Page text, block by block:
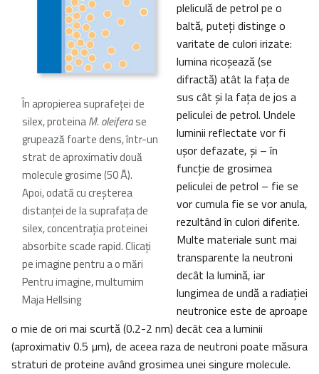
În apropierea suprafeţei de
silex, proteinaM. oleiferase
grupează foarte dens, într-un
strat de aproximativ două
molecule grosime (50 Å).
Apoi, odată cu creşterea
distanţei de la suprafaţa de
silex, concentraţia proteinei
absorbite scade rapid. Clicați
pe imagine pentru a o mări
Pentru imagine, multumim
Maja Hellsing
pleliculă de petrol pe o
baltă, puteţi distinge o
varitate de culori irizate:
lumina ricoşează (se
difractă) atât la faţa de
sus cât şi la faţa de jos a
peliculei de petrol. Undele
luminii reflectate vor fi
uşor defazate, şi – în
funcţie de grosimea
peliculei de petrol – fie se
vor cumula fie se vor anula,
rezultând în culori diferite.
Multe materiale sunt mai
transparente la neutroni
decât la lumină, iar
lungimea de undă a radiaţiei
neutronice este de aproape
o mie de ori mai scurtă (0.2-2 nm) decât cea a luminii
(aproximativ 0.5 µm), de aceea raza de neutroni poate măsura
straturi de proteine având grosimea unei singure molecule.